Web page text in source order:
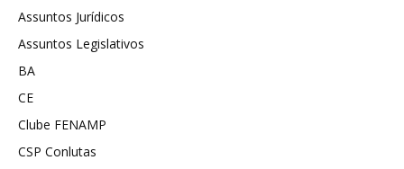
Assuntos Jurídicos
Assuntos Legislativos
BA
CE
Clube FENAMP
CSP Conlutas